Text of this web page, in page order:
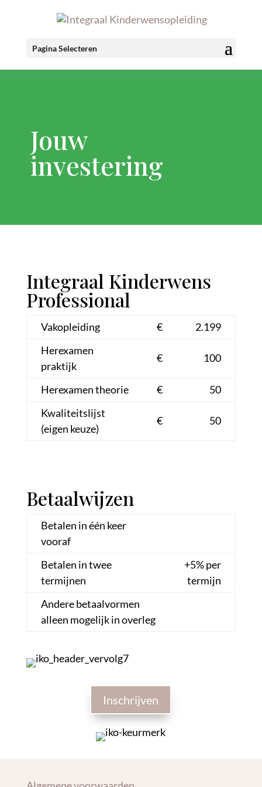
Pagina Selecteren
Jouw
investering
Integraal Kinderwens
Professional
Vakopleiding €
2.199
Herexamen
praktijk
€ 100
Herexamen theorie €
50
Kwaliteitslijst
(eigen keuze)
€ 50
Betaalwijzen
Betalen in één keer
vooraf
Betalen in twee
termijnen
+5% per
termijn
Andere betaalvormen
alleen mogelijk in overleg
Inschrijven